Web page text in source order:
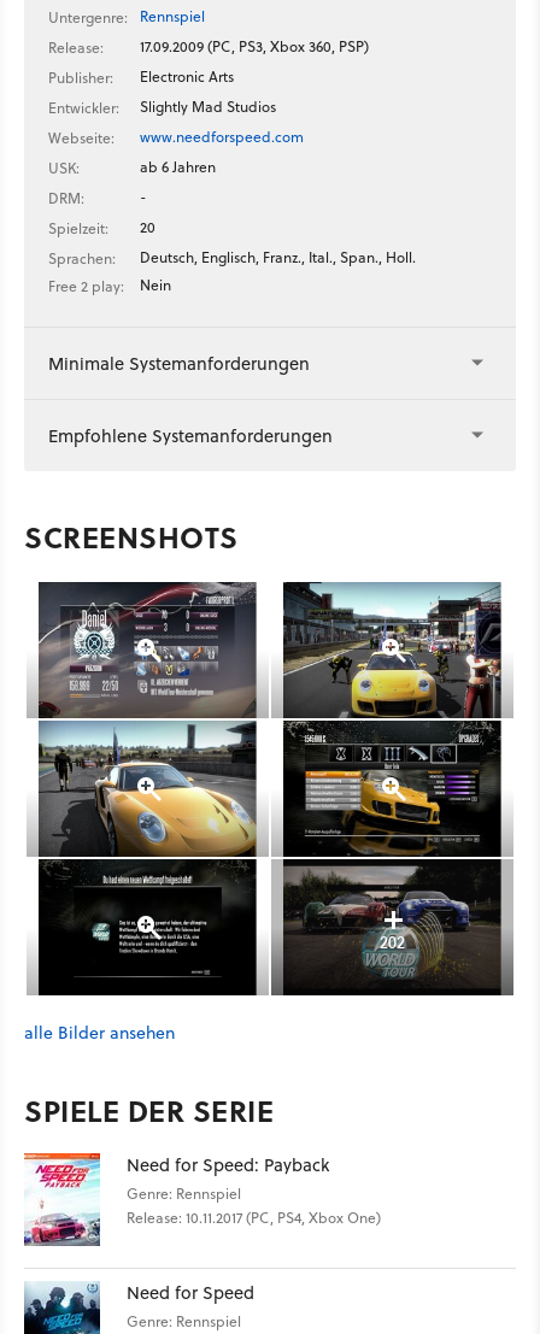
Untergenre:
Rennspiel
Release:
17.09.2009 (PC, PS3, Xbox 360, PSP)
Publisher:
Electronic Arts
Entwickler:
Slightly Mad Studios
Webseite:
www.needforspeed.com
USK:
ab 6 Jahren
DRM:
-
Spielzeit:
20
Sprachen:
Deutsch, Englisch, Franz., Ital., Span., Holl.
Free 2 play:
Nein
Minimale Systemanforderungen
Empfohlene Systemanforderungen
SCREENSHOTS
202
alle Bilder ansehen
SPIELE DER SERIE
Need for Speed: Payback
Genre: Rennspiel
Release: 10.11.2017 (PC, PS4, Xbox One)
Need for Speed
Genre: Rennspiel